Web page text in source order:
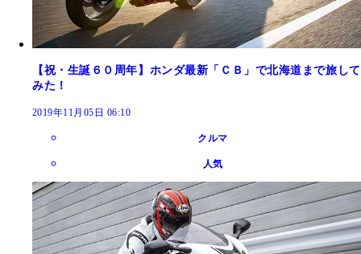
【祝・生誕６０周年】ホンダ最新「ＣＢ」で北海道まで旅して
みた！
2019年11月05日 06:10
クルマ
人気